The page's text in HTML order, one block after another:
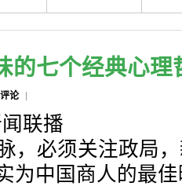
的七个经典心理
论
联播
，必须关注政局
为中国商人的最